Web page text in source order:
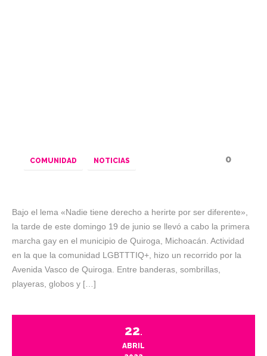
COMUNIDAD NOTICIAS 0
Bajo el lema «Nadie tiene derecho a herirte por ser diferente»,
la tarde de este domingo 19 de junio se llevó a cabo la primera
marcha gay en el municipio de Quiroga, Michoacán. Actividad
en la que la comunidad LGBTTTIQ+, hizo un recorrido por la
Avenida Vasco de Quiroga. Entre banderas, sombrillas,
playeras, globos y […]
22.
ABRIL